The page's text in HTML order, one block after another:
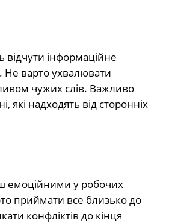
інформаційне
варто ухвалювати
чужих слів. Важливо
які надходять від сторонніх
емоційними у робочих
приймати все близько до
конфліктів до кінця